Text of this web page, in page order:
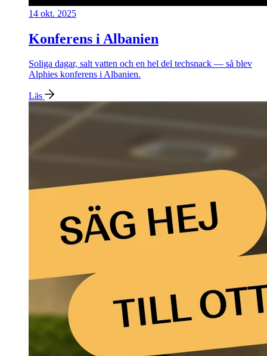
14 okt. 2025
Konferens i Albanien
Soliga dagar, salt vatten och en hel del techsnack — så blev
Alphies konferens i Albanien.
Läs